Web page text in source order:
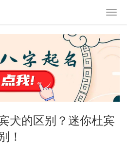
犬的区别？迷你杜宾
！